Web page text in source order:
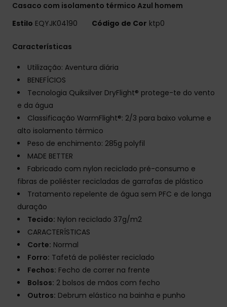
Casaco com isolamento térmico Azul homem
Estilo EQYJK04190 Código de Cor ktp0
Características
Utilização: Aventura diária
BENEFÍCIOS
Tecnologia Quiksilver DryFlight® protege-te do vento
e da água
Classificação WarmFlight®: 2/3 para baixo volume e
alto isolamento térmico
Peso de enchimento: 285g polyfil
MADE BETTER
Fabricado com nylon reciclado pré-consumo e
fibras de poliéster recicladas de garrafas de plástico
Tratamento repelente de água sem PFC e de longa
duração
Tecido: Nylon reciclado 37g/m2
CARACTERÍSTICAS
Corte: Normal
Forro: Tafetá de poliéster reciclado
Fechos: Fecho de correr na frente
Bolsos: 2 bolsos de mãos com fecho
Outros: Debrum elástico na bainha e punho